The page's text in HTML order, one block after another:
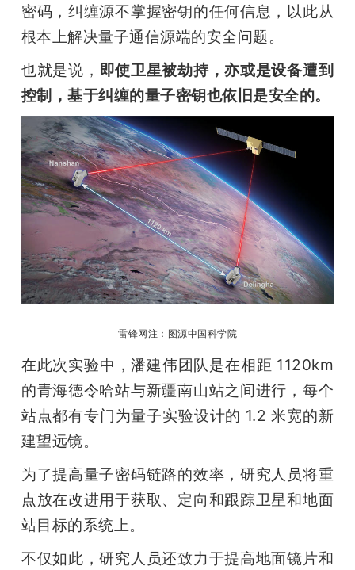
密码，纠缠源不掌握密钥的任何信息，以此从
根本上解决量子通信源端的安全问题。
也就是说， 即使卫星被劫持，亦或是设备遭到
控制，基于纠缠的量子密钥也依旧是安全的。
雷锋网注：图源中国科学院
在此次实验中，潘建伟团队是在相距 1120km
的青海德令哈站与新疆南山站之间进行，每个
站点都有专门为量子实验设计的 1.2 米宽的新
建望远镜。
为了提高量子密码链路的效率，研究人员将重
点放在改进用于获取、定向和跟踪卫星和地面
站目标的系统上。
不仅如此，研究人员还致力于提高地面镜片和